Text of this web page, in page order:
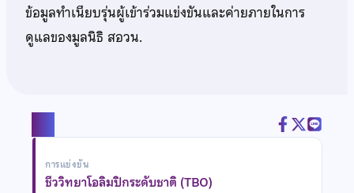
ข้อมูลทำเนียบรุ่นผู้เข้าร่วมแข่งขันและค่ายภายในการ
ดูแลของมูลนิธิ สอวน.
การแข่งขัน
ชีววิทยาโอลิมปิกระดับชาติ (TBO)